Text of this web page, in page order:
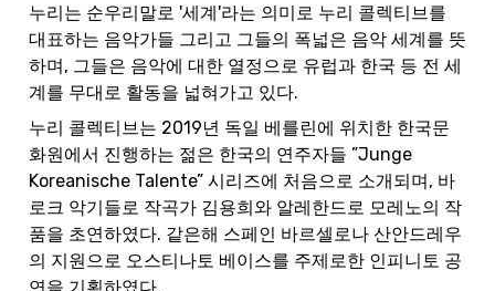
누리는 순우리말로 '세계'라는 의미로 누리 콜렉티브를
대표하는 음악가들 그리고 그들의 폭넓은 음악 세계를 뜻
하며, 그들은 음악에 대한 열정으로 유럽과 한국 등 전 세
계를 무대로 활동을 넓혀가고 있다.
누리 콜렉티브는 2019년 독일 베를린에 위치한 한국문
화원에서 진행하는 젊은 한국의 연주자들 ”Junge
Koreanische Talente” 시리즈에 처음으로 소개되며, 바
로크 악기들로 작곡가 김용희와 알레한드로 모레노의 작
품을 초연하였다. 같은해 스페인 바르셀로나 산안드레우
의 지원으로 오스티나토 베이스를 주제로한 인피니토 공